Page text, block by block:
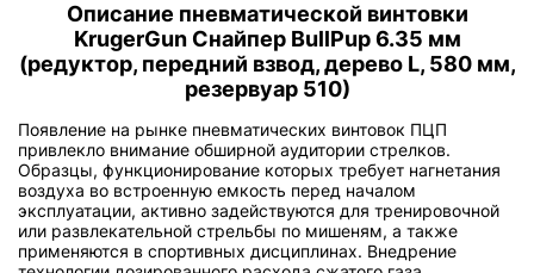
Описание пневматической винтовки
KrugerGun Снайпер BullPup 6.35 мм
(редуктор, передний взвод, дерево L, 580 мм,
резервуар 510)
Появление на рынке пневматических винтовок ПЦП
привлекло внимание обширной аудитории стрелков.
Образцы, функционирование которых требует нагнетания
воздуха во встроенную емкость перед началом
эксплуатации, активно задействуются для тренировочной
или развлекательной стрельбы по мишеням, а также
применяются в спортивных дисциплинах. Внедрение